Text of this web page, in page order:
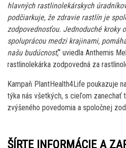
hlavných rastlinolekárskych
podčiarkuje, že zdravie rastlín je
zodpovednosťou. Jednoduché kroky
spoluprácou medzi krajinami,
našu budúcnosť,“ uviedla Anthemis
rastlinolekárka zodpovedná za
Kampaň PlantHealth4Life poukazuje
týka nás všetkých, s cieľom zanechať
zvýšeného povedomia a spoločnej
ŠÍRTE INFORMÁCIE A